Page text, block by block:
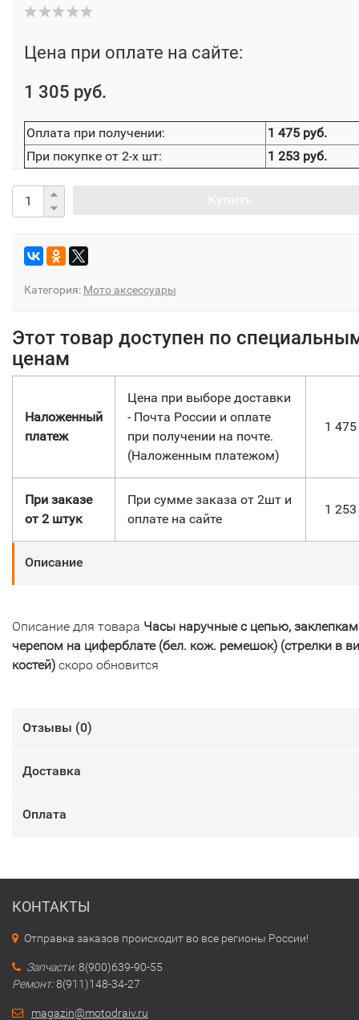
Цена при оплате на сайте:
1 305 руб.
Оплата при получении:
1 475 руб.
При покупке от 2-х шт:
1 253 руб.
Категория: Мото аксессуары
Этот товар доступен по
ценам
Наложенный
платеж
Цена при выборе доставки
- Почта России и оплате
при получении на почте.
(Наложенным платежом)
1 475
При заказе
от 2 штук
При сумме заказа от 2шт и
оплате на сайте
1 253
Описание
Описание для товара Часы наручные с цепью,
черепом на циферблате (бел. кож. ремешок) (стрелки в
костей) скоро обновится
Отзывы (0)
Доставка
Оплата
КОНТАКТЫ
Отправка заказов происходит во все регионы России!
Запчасти:8(900)639-90-55
Ремонт:8(911)148-34-27
magazin@motodraiv.ru